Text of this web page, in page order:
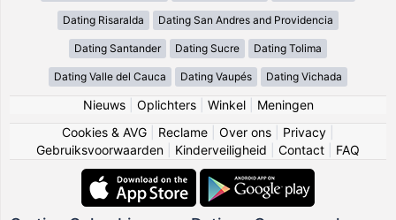
Dating Risaralda Dating San Andres and Providencia
Dating Santander Dating Sucre Dating Tolima
Dating Valle del Cauca Dating Vaupés Dating Vichada
Nieuws| Oplichters| Winkel| Meningen
Cookies & AVG
Reclame Over ons Privacy
Gebruiksvoorwaarden
Kinderveiligheid Contact FAQ